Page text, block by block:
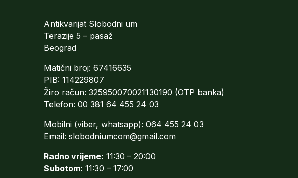
Antikvarijat Slobodni um
Terazije 5 – pasaž
Beograd
Matični broj: 67416635
PIB: 114229807
Žiro račun: 325950070021130190 (OTP banka)
Telefon: 00 381 64 455 24 03
Mobilni (viber, whatsapp): 064 455 24 03
Email: slobodniumcom@gmail.com
Radno vrijeme: 11:30 – 20:00
Subotom: 11:30 – 17:00